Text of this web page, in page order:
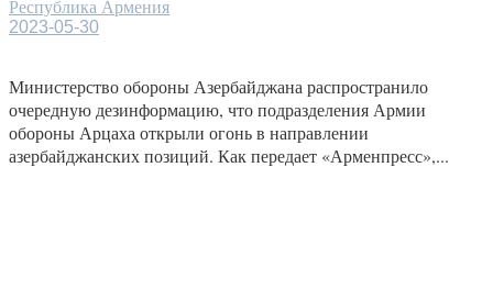
Республика Армения
2023-05-30
Министерство обороны Азербайджана распространило
очередную дезинформацию, что подразделения Армии
обороны Арцаха открыли огонь в направлении
азербайджанских позиций. Как передает «Арменпресс»,...